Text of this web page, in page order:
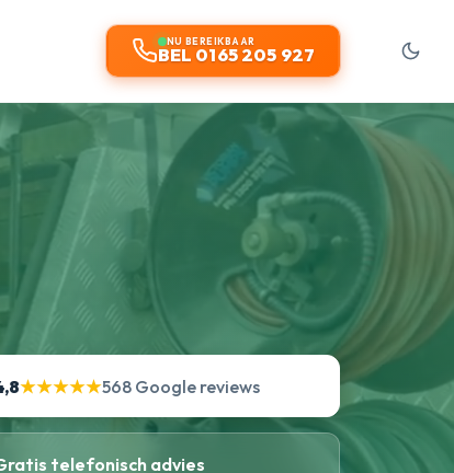
NU BEREIKBAAR
BEL 0165 205 927
★★★★★568 Google reviews
telefonisch advies